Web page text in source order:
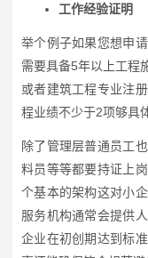
工作经验证明
举个例子如果您想申
需要具备5年以上工程
或者建筑工程专业注
程业绩不少于2项够具
除了管理层普通员工
料员等等都要持证上
个基本的架构这对小
服务机构通常会提供
企业在初创期达到标